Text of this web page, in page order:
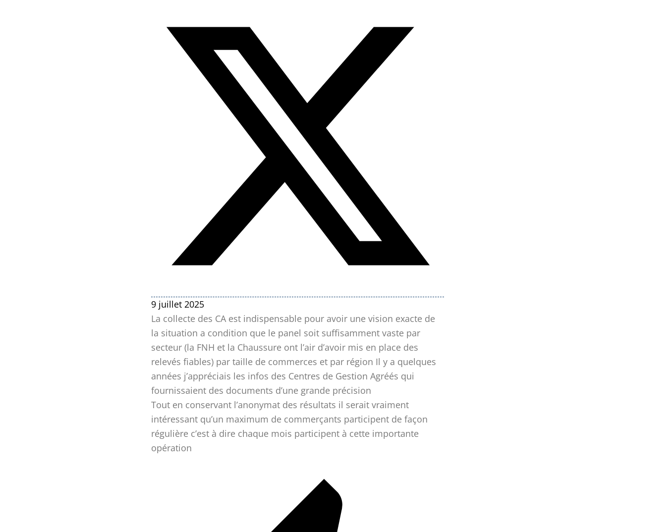
9 juillet 2025
La collecte des CA est indispensable pour avoir une vision exacte de
la situation a condition que le panel soit suffisamment vaste par
secteur (la FNH et la Chaussure ont l’air d’avoir mis en place des
relevés fiables) par taille de commerces et par région Il y a quelques
années j’appréciais les infos des Centres de Gestion Agréés qui
fournissaient des documents d’une grande précision
Tout en conservant l’anonymat des résultats il serait vraiment
intéressant qu’un maximum de commerçants participent de façon
régulière c’est à dire chaque mois participent à cette importante
opération